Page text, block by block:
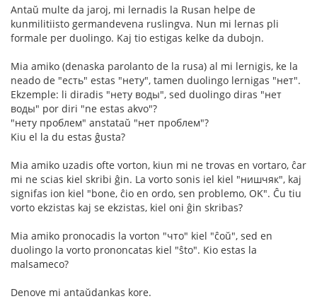
Antaŭ multe da jaroj, mi lernadis la Rusan helpe de
kunmilitiisto germandevena ruslingva. Nun mi lernas pli
formale per duolingo. Kaj tio estigas kelke da dubojn.
Mia amiko (denaska parolanto de la rusa) al mi lernigis, ke la
neado de "есть" estas "нету", tamen duolingo lernigas "нет".
Ekzemple: li diradis "нету воды", sed duolingo diras "нет
воды" por diri "ne estas akvo"?
"нету проблем" anstataŭ "нет проблем"?
Kiu el la du estas ĝusta?
Mia amiko uzadis ofte vorton, kiun mi ne trovas en vortaro, ĉar
mi ne scias kiel skribi ĝin. La vorto sonis iel kiel "нишчяк", kaj
signifas ion kiel "bone, ĉio en ordo, sen problemo, OK". Ĉu tiu
vorto ekzistas kaj se ekzistas, kiel oni ĝin skribas?
Mia amiko pronocadis la vorton "что" kiel "ĉoŭ", sed en
duolingo la vorto prononcatas kiel "ŝto". Kio estas la
malsameco?
Denove mi antaŭdankas kore.